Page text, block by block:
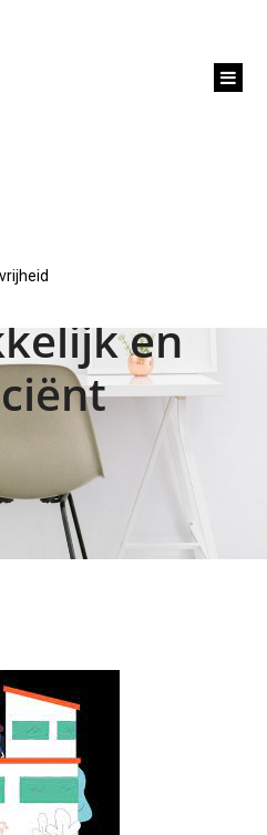
van
Lening:
en